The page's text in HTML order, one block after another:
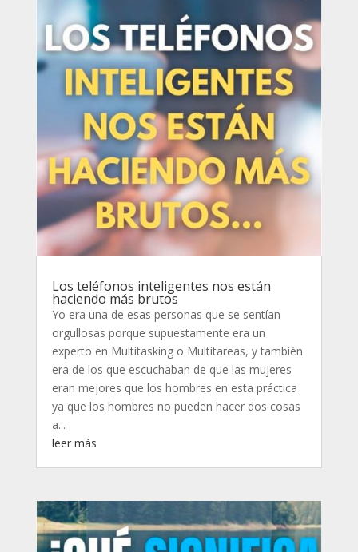
Los teléfonos inteligentes nos están
haciendo más brutos
Yo era una de esas personas que se sentían
orgullosas porque supuestamente era un
experto en Multitasking o Multitareas, y también
era de los que escuchaban de que las mujeres
eran mejores que los hombres en esta práctica
ya que los hombres no pueden hacer dos cosas
a...
leer más